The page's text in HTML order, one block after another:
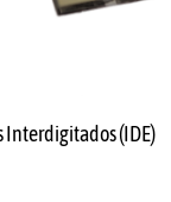
Interdigitados (IDE)